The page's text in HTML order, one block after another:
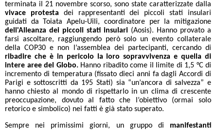
terminata il 21 novembre scorso, sono state caratterizzate dalla
vivace protesta dei rappresentanti dei piccoli stati insulari
guidati da Toiata Apelu-Uili, coordinatore per la mitigazione
dell'Alleanza dei piccoli stati insulari (Aosis). Hanno provato a
farsi ascoltare, raggiungendo però solo un evento collaterale
della COP30 e non l’assemblea dei partecipanti, cercando di
ribadire che è in pericolo la loro sopravvivenza e quella di
intere aree del Globo.Hanno ribadito come il limite di 1,5 °C di
incremento di temperatura (fissato dieci anni fa dagli Accordi di
Parigi e sottoscritti da 195 Stati) sia “un’ancora di salvezza” e
hanno chiesto al mondo di rispettarlo in un clima di crescente
preoccupazione, dovuto al fatto che l’obiettivo (ormai solo
retorico e simbolico) nei fatti è già stato superato.
Sempre nei primissimi giorni, un gruppo di manifestanti